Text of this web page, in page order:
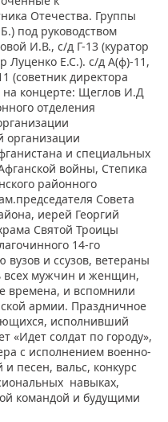
Отечества. Группы
под руководством
И.В., с/д Г-13 (куратор
Луценко Е.С.). с/д А(ф)-11,
(советник директора
на концерте: Щеглов И.Д
отделения
организации
и специальных
войны, Степика
районного
Совета
иерей Георгий
Святой Троицы
14-го
вузов и ссузов, ветераны
всех мужчин и женщин,
времена, и вспомнили
армии. Праздничное
исполнивший
«Идет солдат по городу»,
с исполнением военно-
песен, вальс, конкурс
навыках,
командой и будущими